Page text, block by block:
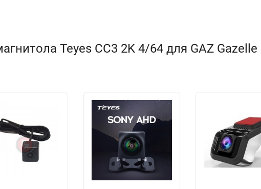
Teyes CC3 2K 4/64 для GAZ Gazelle